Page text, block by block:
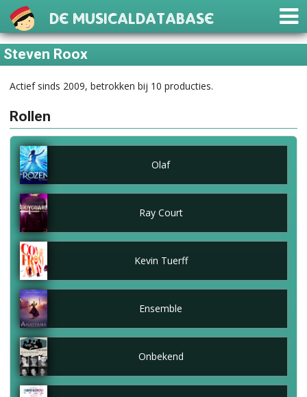
De Musicaldatabase
Steven Roox
Actief sinds 2009, betrokken bij 10 producties.
Rollen
Olaf
Ray Court
Kevin Tuerff
Ensemble
Onbekend